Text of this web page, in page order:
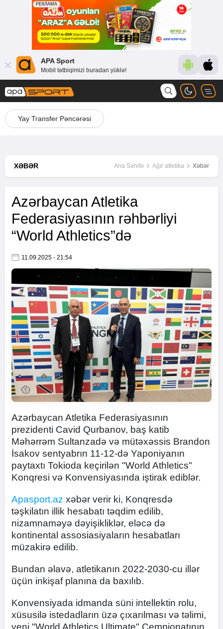
APA Sport
Mobil tətbiqimizi buradan yüklə!
Yay Transfer Pəncərəsi
XƏBƏR Ana Səhifə Ağır atletika Xəbər
Azərbaycan Atletika
Federasiyasının rəhbərliyi
“World Athletics”də
11.09.2025 - 21:54
Azərbaycan Atletika Federasiyasının
prezidenti Cavid Qurbanov, baş katib
Məhərrəm Sultanzadə və mütəxəssis Brandon
İsakov sentyabrın 11-12-də Yaponiyanın
paytaxtı Tokioda keçirilən "World Athletics"
Konqresi və Konvensiyasında iştirak ediblər.
Apasport.az xəbər verir ki, Konqresdə
təşkilatın illik hesabatı təqdim edilib,
nizamnaməyə dəyişikliklər, eləcə də
kontinental assosiasiyaların hesabatları
müzakirə edilib.
Bundan əlavə, atletikanın 2022-2030-cu illər
üçün inkişaf planına da baxılıb.
Konvensiyada idmanda süni intellektin rolu,
xüsusilə istedadların üzə çıxarılması və təlimi,
yeni "World Athletics Ultimate" Çempionatının